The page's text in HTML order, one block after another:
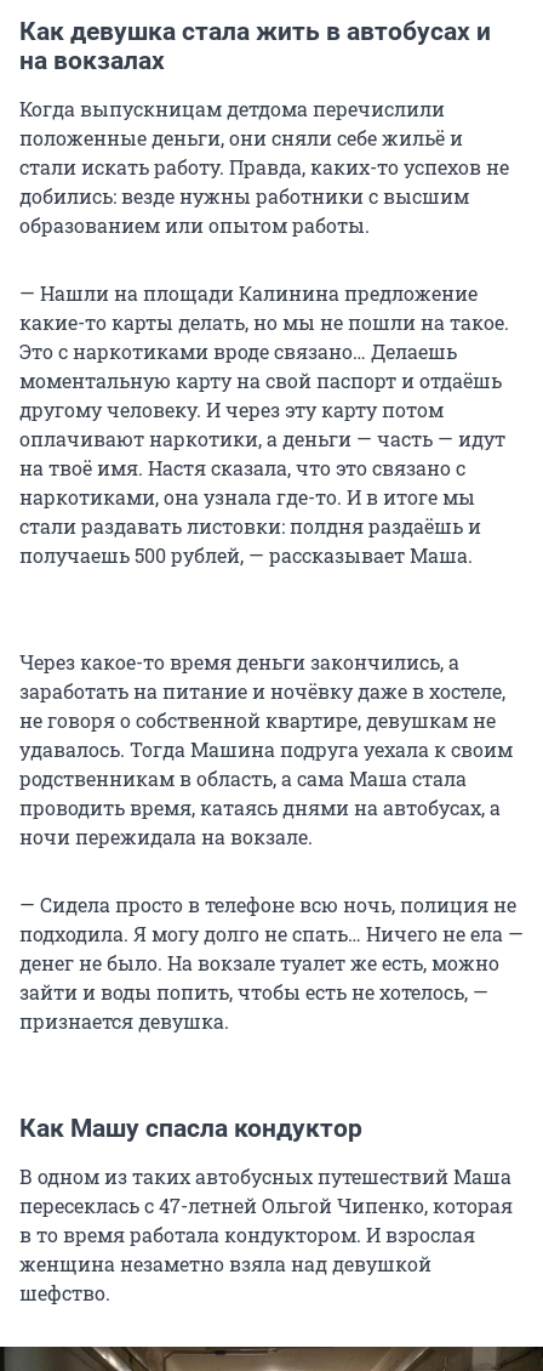
Как девушка стала жить в автобусах и
на вокзалах
Когда выпускницам детдома перечислили
положенные деньги, они сняли себе жильё и
стали искать работу. Правда, каких-то успехов не
добились: везде нужны работники с высшим
образованием или опытом работы.
— Нашли на площади Калинина предложение
какие-то карты делать, но мы не пошли на такое.
Это с наркотиками вроде связано… Делаешь
моментальную карту на свой паспорт и отдаёшь
другому человеку. И через эту карту потом
оплачивают наркотики, а деньги — часть — идут
на твоё имя. Настя сказала, что это связано с
наркотиками, она узнала где-то. И в итоге мы
стали раздавать листовки: полдня раздаёшь и
получаешь 500 рублей, — рассказывает Маша.
Через какое-то время деньги закончились, а
заработать на питание и ночёвку даже в хостеле,
не говоря о собственной квартире, девушкам не
удавалось. Тогда Машина подруга уехала к своим
родственникам в область, а сама Маша стала
проводить время, катаясь днями на автобусах, а
ночи пережидала на вокзале.
— Сидела просто в телефоне всю ночь, полиция не
подходила. Я могу долго не спать… Ничего не ела —
денег не было. На вокзале туалет же есть, можно
зайти и воды попить, чтобы есть не хотелось, —
признается девушка.
Как Машу спасла кондуктор
В одном из таких автобусных путешествий Маша
пересеклась с 47-летней Ольгой Чипенко, которая
в то время работала кондуктором. И взрослая
женщина незаметно взяла над девушкой
шефство.